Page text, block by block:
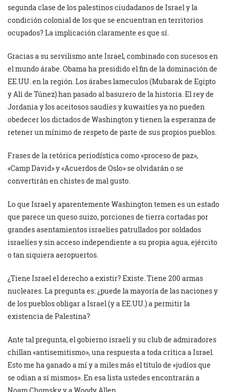
segunda clase de los palestinos ciudadanos de Israel y la
condición colonial de los que se encuentran en territorios
ocupados? La implicación claramente es que sí.
Gracias a su servilismo ante Israel, combinado con sucesos en
el mundo árabe. Obama ha presidido el fin de la dominación de
EE.UU. en la región. Los árabes lameculos (Mubarak de Egipto
y Alí de Túnez) han pasado al basurero de la historia. El rey de
Jordania y los aceitosos saudíes y kuwaitíes ya no pueden
obedecer los dictados de Washington y tienen la esperanza de
retener un mínimo de respeto de parte de sus propios pueblos.
Frases de la retórica periodística como «proceso de paz»,
«Camp David» y «Acuerdos de Oslo» se olvidarán o se
convertirán en chistes de mal gusto.
Lo que Israel y aparentemente Washington temen es un estado
que parece un queso suizo, porciones de tierra cortadas por
grandes asentamientos israelíes patrullados por soldados
israelíes y sin acceso independiente a su propia agua, ejército
o tan siquiera aeropuertos.
¿Tiene Israel el derecho a existir? Existe. Tiene 200 armas
nucleares. La pregunta es: ¿puede la mayoría de las naciones y
de los pueblos obligar a Israel (y a EE.UU.) a permitir la
existencia de Palestina?
Ante tal pregunta, el gobierno israelí y su club de admiradores
chillan «antisemitismo», una respuesta a toda crítica a Israel.
Esto me ha ganado a mí y a miles más el título de «judíos que
se odian a sí mismos». En esa lista ustedes encontrarán a